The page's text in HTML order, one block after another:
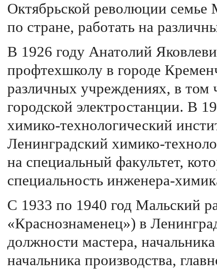
Октябрьской революции семье
по стране, работать на
В 1926 году Анатолий
профтехшколу в городе
различных учреждениях, в том
городской электростанции. В
химико-технологический
Ленинградский химико-
на специальный факультет,
специальность инженера-
С 1933 по 1940 год Мальский
«Краснознаменец») в
должности мастера,
начальника производства,